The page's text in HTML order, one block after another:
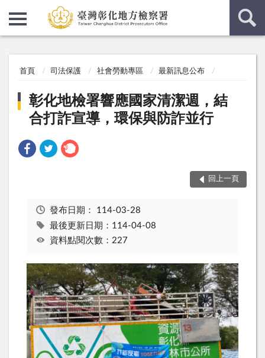
首頁 司法保護 社會勞動專區 最新訊息公布
彰化地檢署響應國家清潔週，結
合打詐宣導，環保與防詐並行
回上一頁
發布日期： 114-03-28
最後更新日期：114-04-08
資料點閱次數：227